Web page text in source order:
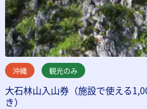
沖縄 観光のみ
大石林山入山券（施設で使える
き）